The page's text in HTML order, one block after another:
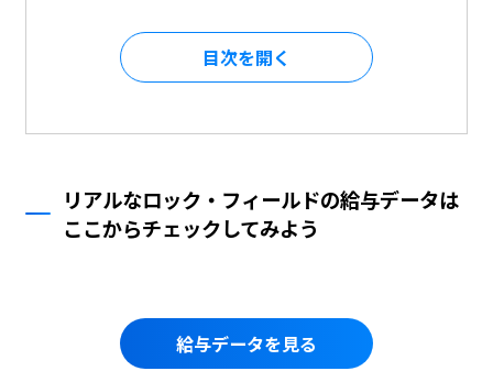
目次を
リアルなロック・フィールドの給与データは
ここからチェックしてみよう
給与データを見る